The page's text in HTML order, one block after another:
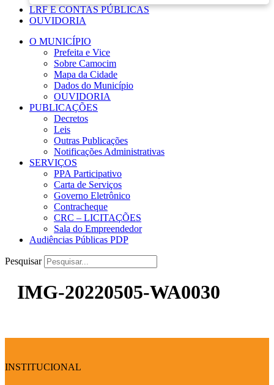
LRF E CONTAS PÚBLICAS
OUVIDORIA
O MUNICÍPIO
Prefeita e Vice
Sobre Camocim
Mapa da Cidade
Dados do Município
OUVIDORIA
PUBLICAÇÕES
Decretos
Leis
Outras Publicações
Notificações Administrativas
SERVIÇOS
PPA Participativo
Carta de Serviços
Governo Eletrônico
Contracheque
CRC – LICITAÇÕES
Sala do Empreendedor
Audiências Públicas PDP
Pesquisar
IMG-20220505-WA0030
INSTITUCIONAL